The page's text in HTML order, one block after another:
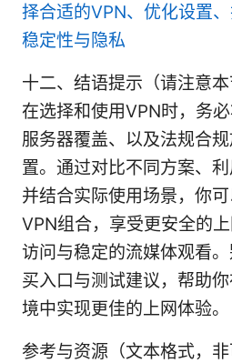
择合适的VPN、优化设置
稳定性与隐私
十二、结语提示（请注意本
在选择和使用VPN时，务必
服务器覆盖、以及法规合
置。通过对比不同方案、利
并结合实际使用场景，你
VPN组合，享受更安全的
访问与稳定的流媒体观看
买入口与测试建议，帮助
境中实现更佳的上网体验。
参考与资源（文本格式，非